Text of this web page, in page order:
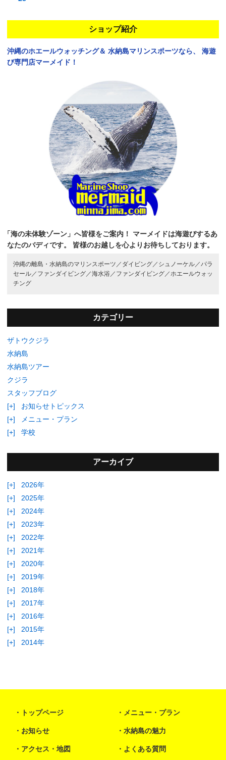
ショップ紹介
沖縄のホエールウォッチング＆ 水納島マリンスポーツなら、
海遊
び専門店マーメイド！
「海の未体験ゾーン」へ皆様をご案内！
マーメイドは海遊びするあ
なたのバディです。
皆様のお越しを心よりお待ちしております。
沖縄の離島・水納島のマリンスポーツ／ ダイビング／ シュノーケル／ パラ
セール／ ファンダイビング／海水浴／ ファンダイビング／ ホエールウォッ
チング
カテゴリー
ザトウクジラ
水納島
水納島ツアー
クジラ
スタッフブログ
[+]
お知らせトピックス
[+]
メニュー・プラン
[+]
学校
アーカイブ
[+]
2026年
[+]
2025年
[+]
2024年
[+]
2023年
[+]
2022年
[+]
2021年
[+]
2020年
[+]
2019年
[+]
2018年
[+]
2017年
[+]
2016年
[+]
2015年
[+]
2014年
トップページ メニュー・プラン
お知らせ 水納島の魅力
アクセス・地図 よくある質問